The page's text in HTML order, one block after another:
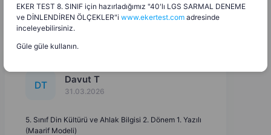
DT Davut T
31.03.2026
5. Sınıf Din Kültürü ve Ahlak Bilgisi 2. Dönem 1. Yazılı
(Maarif Modeli)
EKER TEST 8. SINIF için hazırladığımız "40'lı LGS SARMAL DENEME
ve DİNLENDİREN ÖLÇEKLER"i www.ekertest.com adresinde
inceleyebilirsiniz.
Güle güle kullanın.